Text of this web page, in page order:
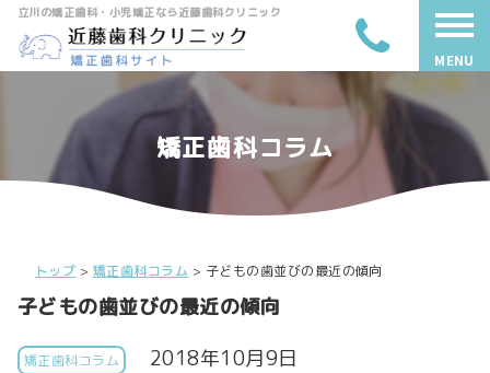
MENU
立川の矯正歯科・小児矯正なら近藤歯科クリニック
矯正歯科コラム
トップ > 矯正歯科コラム > 子どもの歯並びの最近の傾向
子どもの歯並びの最近の傾向
矯正歯科コラム 2018年10月9日